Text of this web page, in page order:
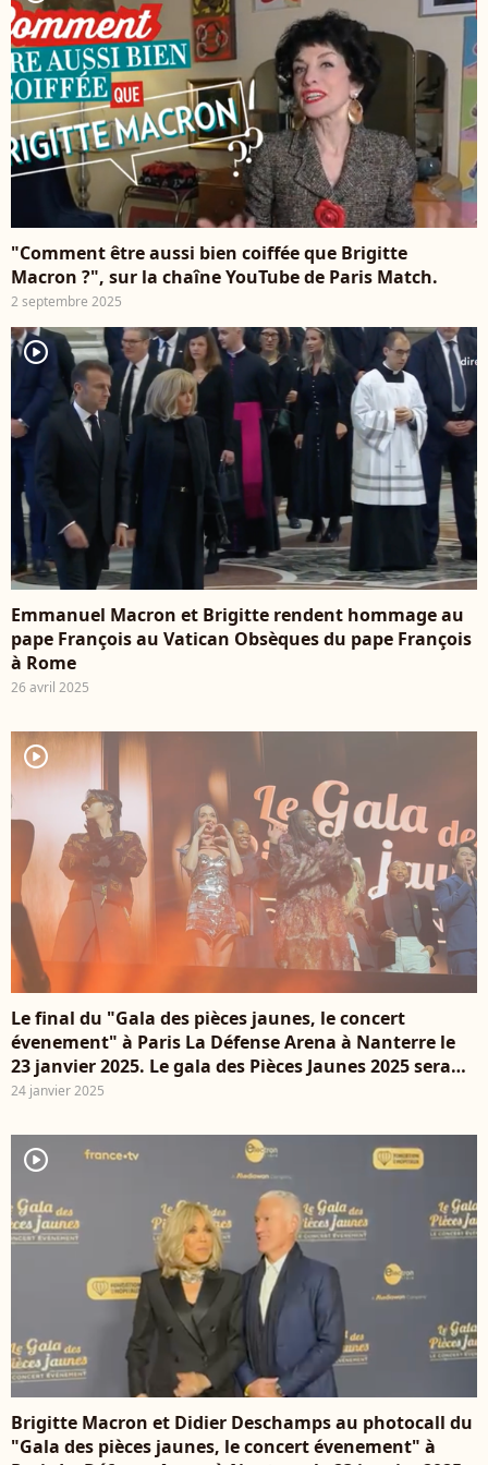
"Comment être aussi bien coiffée que Brigitte
Macron ?", sur la chaîne YouTube de Paris Match.
2 septembre 2025
player2
Emmanuel Macron et Brigitte rendent hommage au
pape François au Vatican Obsèques du pape François
à Rome
26 avril 2025
player2
Le final du "Gala des pièces jaunes, le concert
évenement" à Paris La Défense Arena à Nanterre le
23 janvier 2025. Le gala des Pièces Jaunes 2025 sera
diffusé le 28 janvier, sur France 2 et sur la plateforme
24 janvier 2025
player2
Brigitte Macron et Didier Deschamps au photocall du
"Gala des pièces jaunes, le concert évenement" à